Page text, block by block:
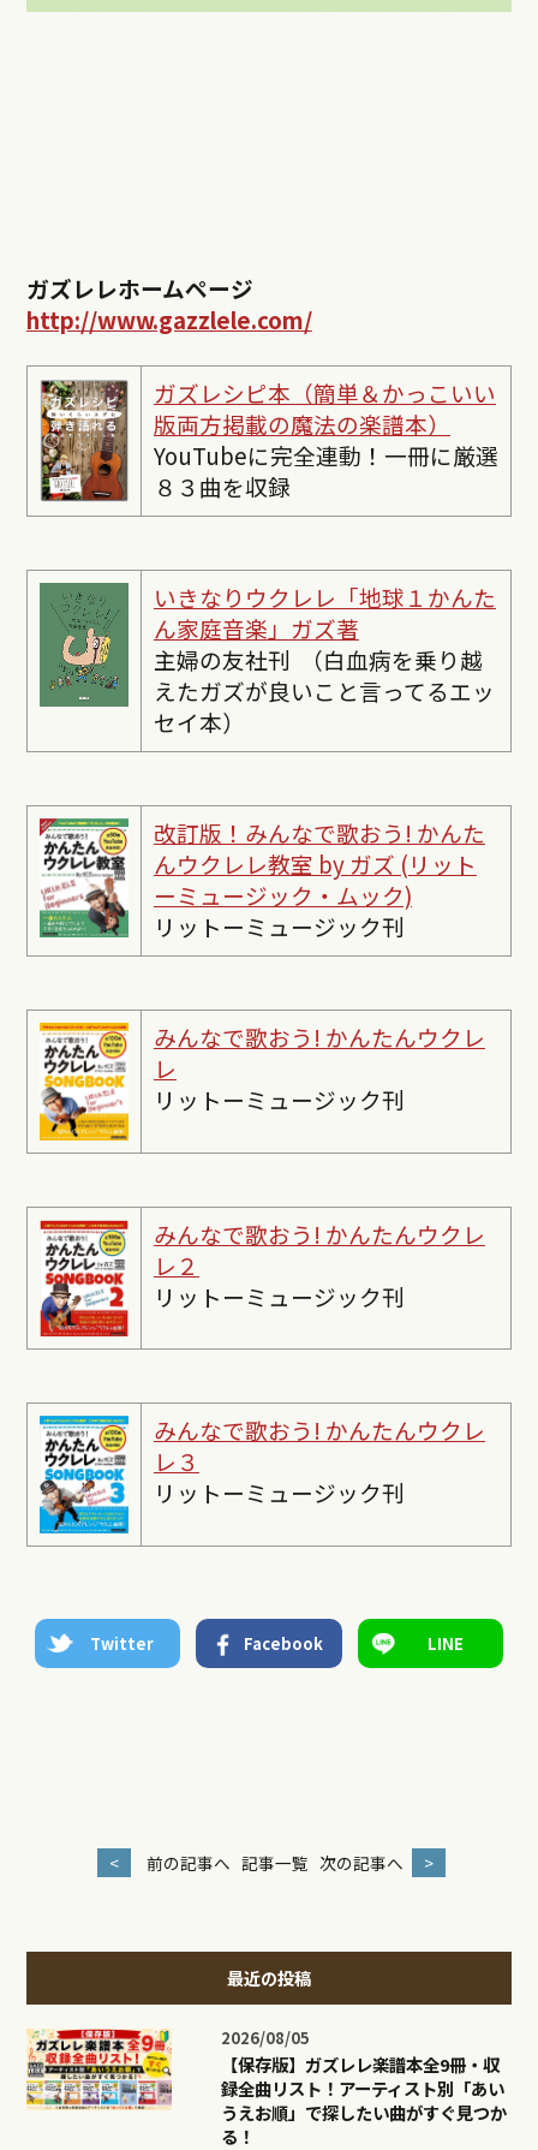
ガズレレホームページ
http://www.gazzlele.com/
ガズレシピ本（簡単＆かっこいい
版両方掲載の魔法の楽譜本）
YouTubeに完全連動！一冊に厳選
８３曲を収録
いきなりウクレレ「地球１かんた
ん家庭音楽」ガズ著
主婦の友社刊 （白血病を乗り越
えたガズが良いこと言ってるエッ
セイ本）
改訂版！みんなで歌おう! かんた
んウクレレ教室 by ガズ (リット
ーミュージック・ムック)
リットーミュージック刊
みんなで歌おう! かんたんウクレ
レ
リットーミュージック刊
みんなで歌おう! かんたんウクレ
レ２
リットーミュージック刊
みんなで歌おう! かんたんウクレ
レ３
リットーミュージック刊
Twitter Facebook LINE
< 前の記事へ 記事一覧 次の記事へ >
最近の投稿
2026/08/05
【保存版】ガズレレ楽譜本全9冊・収
録全曲リスト！アーティスト別「あい
うえお順」で探したい曲がすぐ見つか
る！